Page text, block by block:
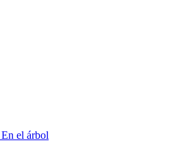
el árbol